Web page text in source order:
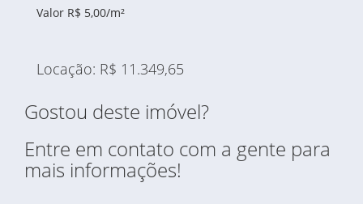
Valor R$ 5,00/m²
Locação: R$ 11.349,65
Gostou deste imóvel?
Entre em contato com a gente para
mais informações!